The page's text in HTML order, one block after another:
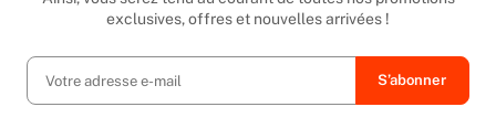
exclusives, offres et nouvelles arrivées !